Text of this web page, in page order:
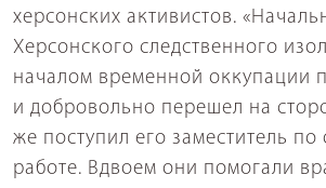
херсонских активистов.
Херсонского следственного
началом временной оккупации
и добровольно перешел на
же поступил его заместитель по
работе. Вдвоем они помогали